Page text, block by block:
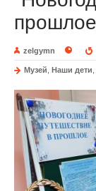
zelgymn
Музей Наши дети